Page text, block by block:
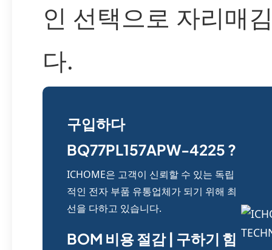
인 선택으로 자리매
다.
구입하다
BQ77PL157APW-4225 ?
ICHOME은 고객이 신뢰할 수 있는 독립
적인 전자 부품 유통업체가 되기 위해 최
선을 다하고 있습니다.
BOM 비용 절감 | 구하기 힘